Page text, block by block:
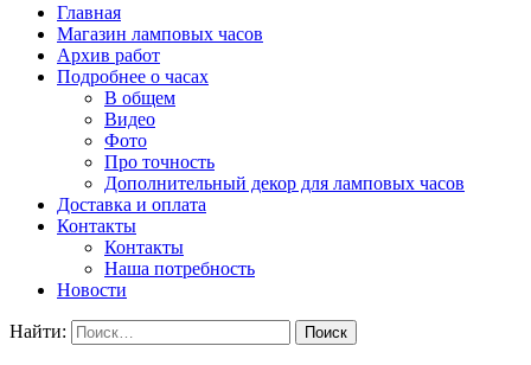
Главная
Магазин ламповых часов
Архив работ
Подробнее о часах
В общем
Видео
Фото
Про точность
Дополнительный декор для ламповых часов
Доставка и оплата
Контакты
Контакты
Наша потребность
Новости
Найти: